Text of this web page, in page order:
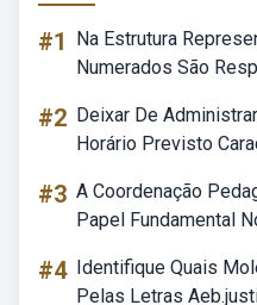
#1
Na Estrutura
Numerados São
#2 Deixar De
Horário Previsto
#3 A Coordenação
Papel Fundamental
#4 Identifique Quais
Pelas Letras